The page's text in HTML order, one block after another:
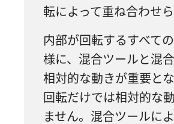
転によって重ね合わせら
内部が回転するすべて
様に、混合ツールと混
相対的な動きが重要とな
回転だけでは相対的な
ません。混合ツールに